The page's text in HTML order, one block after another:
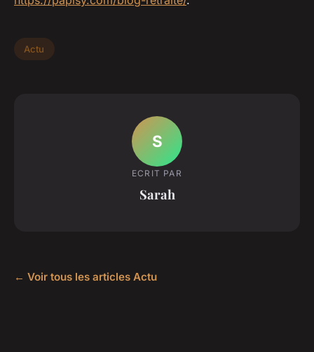
Actu
S
ECRIT PAR
Sarah
← Voir tous les articles Actu